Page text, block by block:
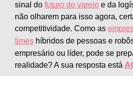
sinal do futuro do varejo e da
não olharem para isso agora,
competitividade. Como as
times híbridos de pessoas e
empresário ou líder, pode se
realidade? A sua resposta está